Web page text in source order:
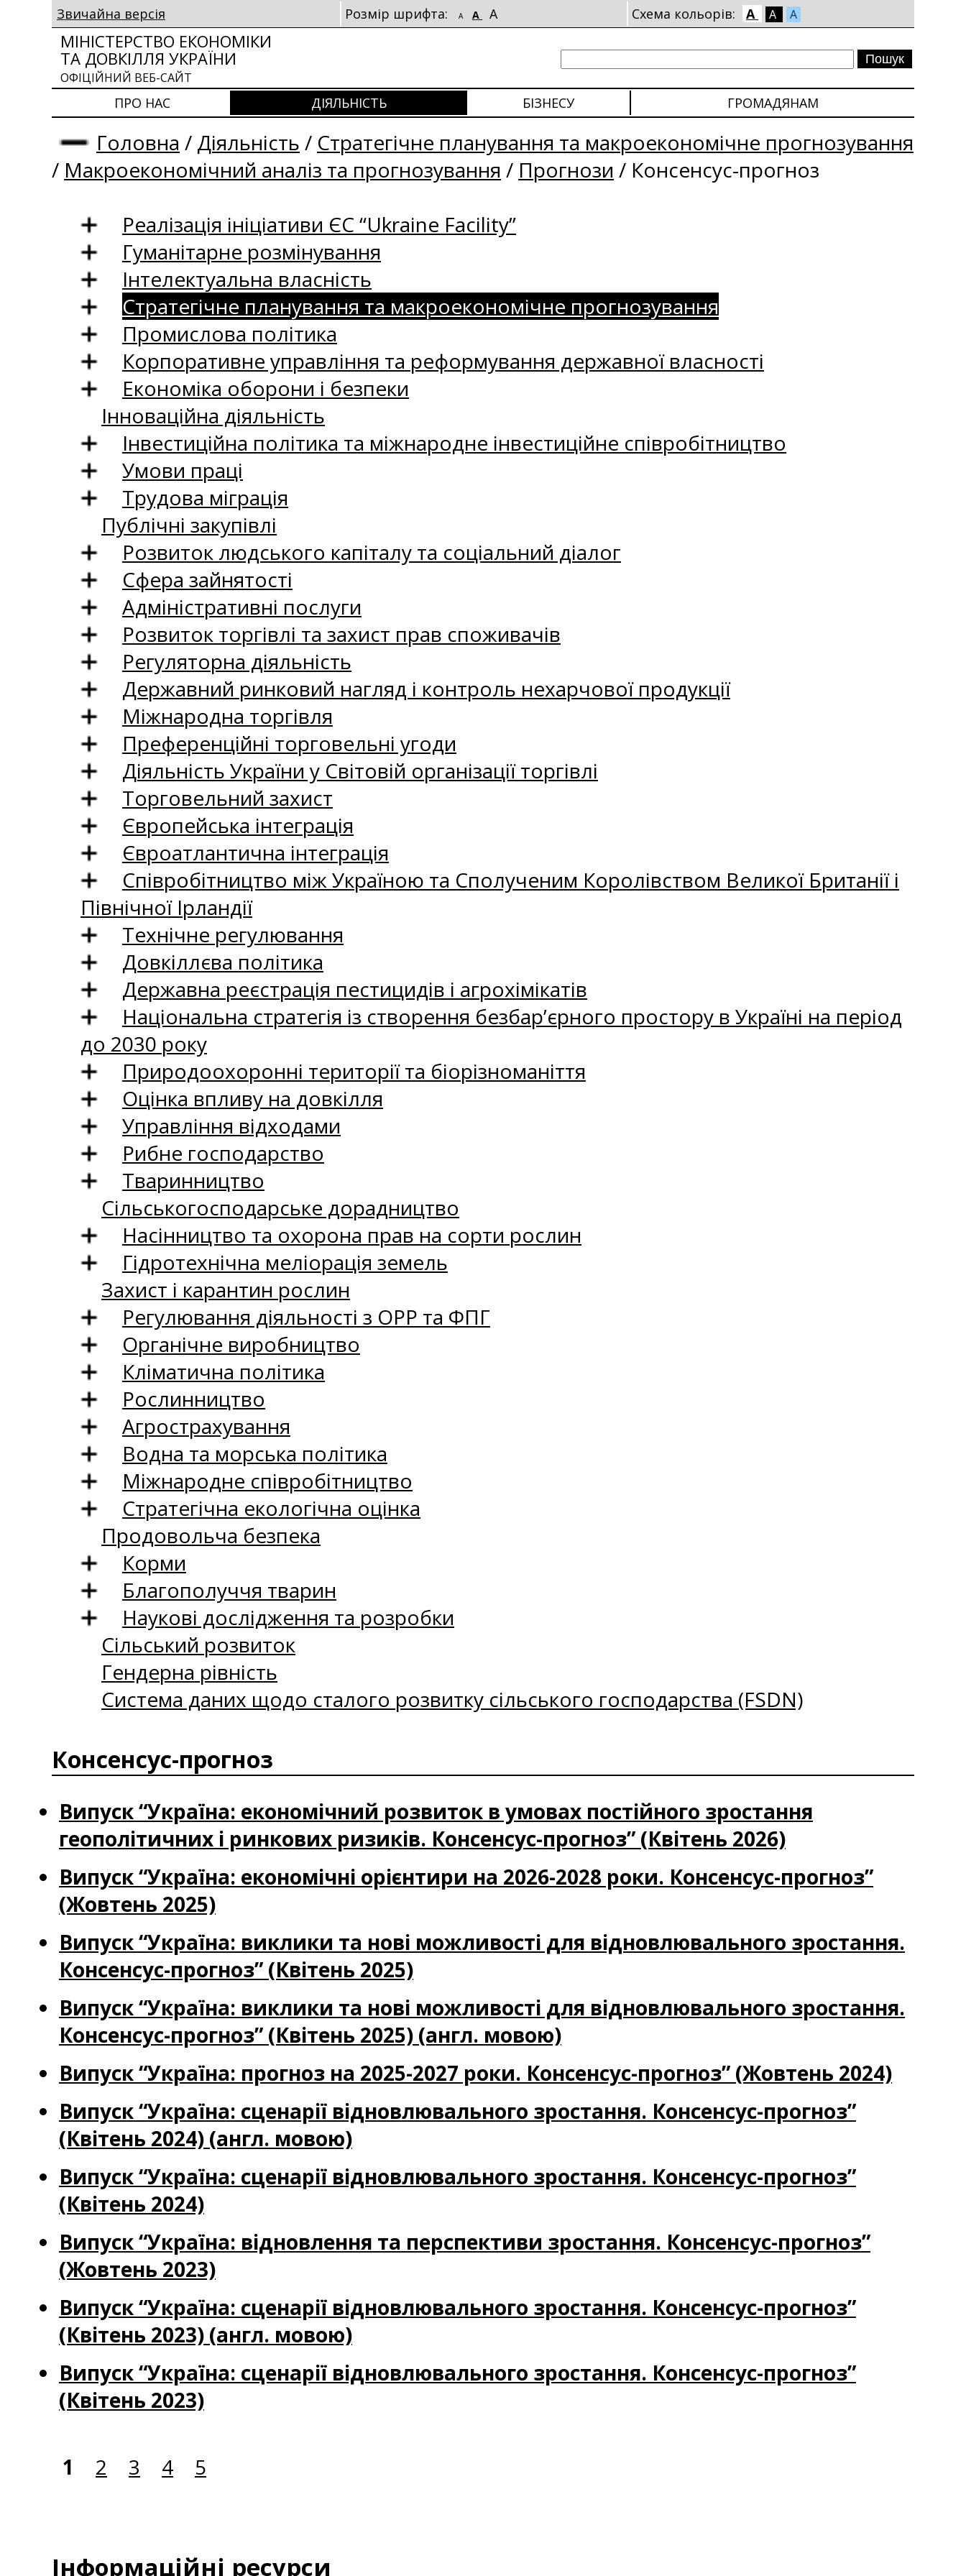
Звичайна версія Розмір шрифта: A A A Схема кольорів: A A A
МІНІСТЕРСТВО ЕКОНОМІКИ
ТА ДОВКІЛЛЯ УКРАЇНИ
ОФІЦІЙНИЙ ВЕБ-САЙТ
ПРО НАС ДІЯЛЬНІСТЬ БІЗНЕСУ ГРОМАДЯНАМ
Головна / Діяльність / Стратегічне планування та макроекономічне прогнозування
/ Макроекономічний аналіз та прогнозування / Прогнози / Консенсус-прогноз
Реалізація ініціативи ЄС “Ukraine Facility”
Гуманітарне розмінування
Інтелектуальна власність
Стратегічне планування та макроекономічне прогнозування
Промислова політика
Корпоративне управління та реформування державної власності
Економіка оборони і безпеки
Інноваційна діяльність
Інвестиційна політика та міжнародне інвестиційне співробітництво
Умови праці
Трудова міграція
Публічні закупівлі
Розвиток людського капіталу та соціальний діалог
Сфера зайнятості
Адміністративні послуги
Розвиток торгівлі та захист прав споживачів
Регуляторна діяльність
Державний ринковий нагляд і контроль нехарчової продукції
Міжнародна торгівля
Преференційні торговельні угоди
Діяльність України у Світовій організації торгівлі
Торговельний захист
Європейська інтеграція
Євроатлантична інтеграція
Співробітництво між Україною та Сполученим Королівством Великої Британії і
Північної Ірландії
Технічне регулювання
Довкіллєва політика
Державна реєстрація пестицидів і агрохімікатів
Національна стратегія із створення безбар’єрного простору в Україні на період
до 2030 року
Природоохоронні території та біорізноманіття
Оцінка впливу на довкілля
Управління відходами
Рибне господарство
Тваринництво
Сільськогосподарське дорадництво
Насінництво та охорона прав на сорти рослин
Гідротехнічна меліорація земель
Захист і карантин рослин
Регулювання діяльності з ОРР та ФПГ
Органічне виробництво
Кліматична політика
Рослинництво
Агрострахування
Водна та морська політика
Міжнародне співробітництво
Стратегічна екологічна оцінка
Продовольча безпека
Корми
Благополуччя тварин
Наукові дослідження та розробки
Сільський розвиток
Гендерна рівність
Система даних щодо сталого розвитку сільського господарства (FSDN)
Консенсус-прогноз
Випуск “Україна: економічний розвиток в умовах постійного зростання
геополітичних і ринкових ризиків. Консенсус-прогноз” (Квітень 2026)
Випуск “Україна: економічні орієнтири на 2026-2028 роки. Консенсус-прогноз”
(Жовтень 2025)
Випуск “Україна: виклики та нові можливості для відновлювального зростання.
Консенсус-прогноз” (Квітень 2025)
Випуск “Україна: виклики та нові можливості для відновлювального зростання.
Консенсус-прогноз” (Квітень 2025) (англ. мовою)
Випуск “Україна: прогноз на 2025-2027 роки. Консенсус-прогноз” (Жовтень 2024)
Випуск “Україна: сценарії відновлювального зростання. Консенсус-прогноз”
(Квітень 2024) (англ. мовою)
Випуск “Україна: сценарії відновлювального зростання. Консенсус-прогноз”
(Квітень 2024)
Випуск “Україна: відновлення та перспективи зростання. Консенсус-прогноз”
(Жовтень 2023)
Випуск “Україна: сценарії відновлювального зростання. Консенсус-прогноз”
(Квітень 2023) (англ. мовою)
Випуск “Україна: сценарії відновлювального зростання. Консенсус-прогноз”
(Квітень 2023)
1 2 3 4 5
Інформаційні ресурси